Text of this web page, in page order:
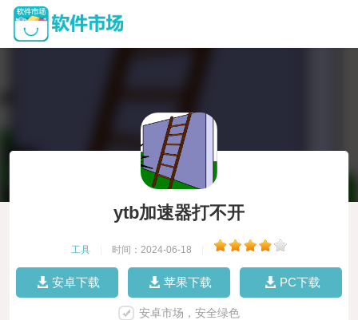
ytb加速器打不开
工具 时间：2024-06-18
安卓下载 苹果下载 PC下载
安卓市场，安全绿色